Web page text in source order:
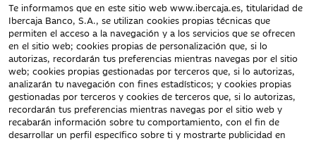
Te informamos que en este sitio web www.ibercaja.es, titularidad de
Ibercaja Banco, S.A., se utilizan cookies propias técnicas que
permiten el acceso a la navegación y a los servicios que se ofrecen
en el sitio web; cookies propias de personalización que, si lo
autorizas, recordarán tus preferencias mientras navegas por el sitio
web; cookies propias gestionadas por terceros que, si lo autorizas,
analizarán tu navegación con fines estadísticos; y cookies propias
gestionadas por terceros y cookies de terceros que, si lo autorizas,
recordarán tus preferencias mientras navegas por el sitio web y
recabarán información sobre tu comportamiento, con el fin de
desarrollar un perfil específico sobre ti y mostrarte publicidad en
Documentación a clientes
Aviso Legal
Protección datos
personales
Tarifas y Cotizaciones
Tablón de Anuncios
Política de cookies